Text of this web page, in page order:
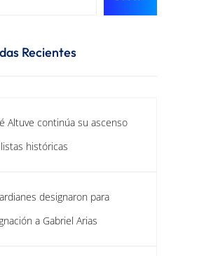
Recientes
Altuve continúa su ascenso
históricas
designaron para
a Gabriel Arias